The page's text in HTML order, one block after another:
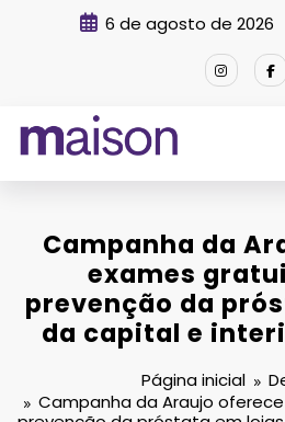
6 de agosto de 2026
Revista Maison
Campanha da
exames
prevenção da
da capital e
Página inicial
Campanha da Araujo